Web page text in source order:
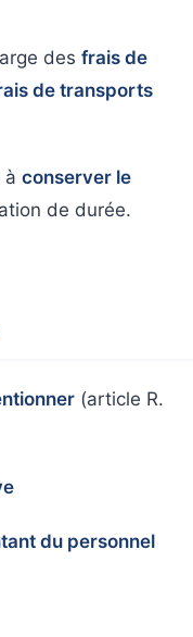
des frais de
de transports
à conserver le
de durée.
(article R.
du personnel